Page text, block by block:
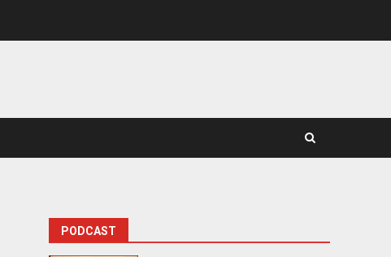
PODCAST